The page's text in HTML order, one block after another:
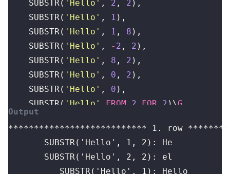
SUBSTR( 'Hello' , 2 , 2 ),
SUBSTR( 'Hello' , 1 ),
SUBSTR( 'Hello' , 1 , 8 ),
SUBSTR( 'Hello' , - 2 , 2 ),
SUBSTR( 'Hello' , 8 , 2 ),
SUBSTR( 'Hello' , 0 , 2 ),
SUBSTR( 'Hello' , 0 ),
SUBSTR ( 'Hello' FROM 2 FOR 2 ) \G